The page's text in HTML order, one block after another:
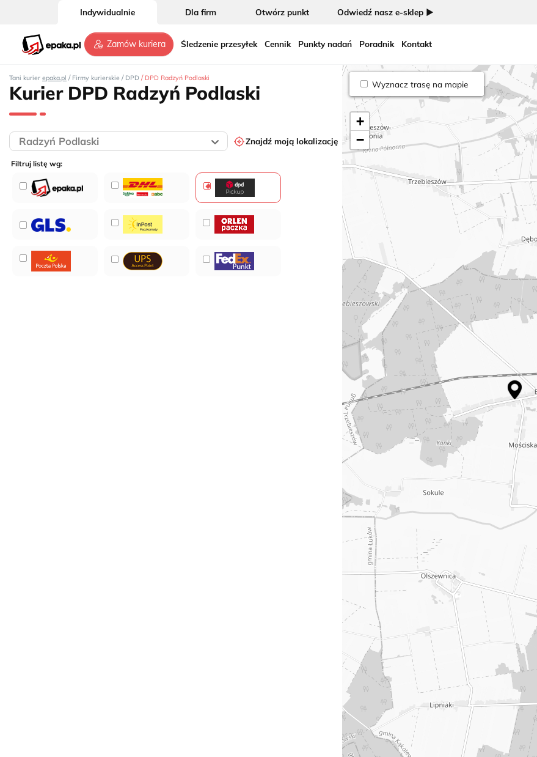
Indywidualnie Dla firm Otwórz punkt Odwiedź nasz e-sklep ►
Zamów kuriera Śledzenie przesyłek Cennik Punkty nadań Poradnik Kontakt
Tani kurier epaka.pl / Firmy kurierskie / DPD / DPD Radzyń Podlaski
Kurier DPD Radzyń Podlaski
Znajdź moją lokalizację
Filtruj listę wg:
Wyznacz trasę na mapie
+
−